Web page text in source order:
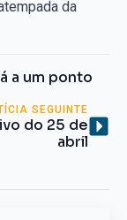
da
a um ponto
SEGUINTE
do 25 de
abril